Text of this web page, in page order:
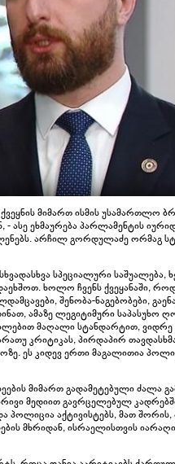
მიმართ ისმის უსამართლო
ასე ეხმაურება პარლამენტის
არჩილ გორდულაძე ორმაგ
სპეციალური
ხოლო ჩვენს ქვეყანაში,
შენობა-ნაგებობები,
ამაზე ლეგიტიმური საპასუხო
მაღალი სტანდარტით,
კრიტიკას, პირდაპირ
ეს კიდევ ერთი მაგალითია
მიმართ გადამეტებული ძალა
მედიით გავრცელებულ
აქტივისტებს, მათ შორის,
მხრიდან, ისრაელისთვის